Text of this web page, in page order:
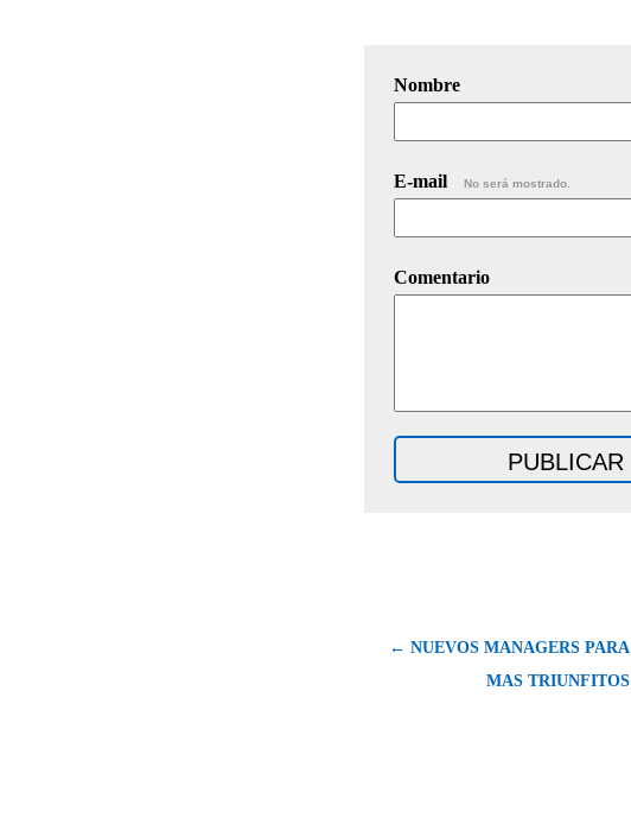
Nombre
E-mail No será mostrado.
Comentario
← NUEVOS MANAGERS PARA
MAS TRIUNFITOS